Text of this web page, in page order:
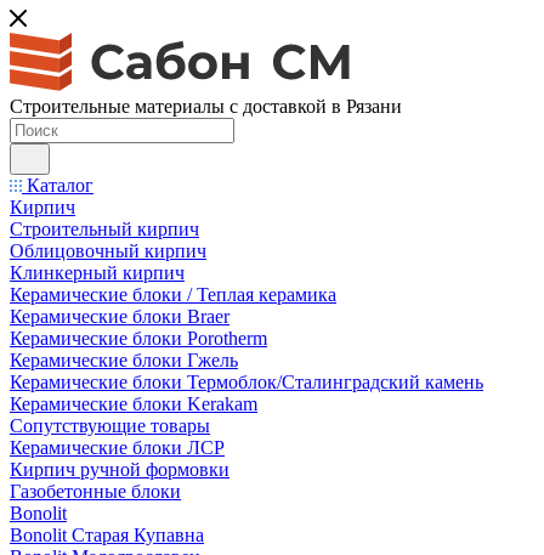
Строительные материалы с доставкой в Рязани
Каталог
Кирпич
Строительный кирпич
Облицовочный кирпич
Клинкерный кирпич
Керамические блоки / Теплая керамика
Керамические блоки Braer
Керамические блоки Porotherm
Керамические блоки Гжель
Керамические блоки Термоблок/Сталинградский камень
Керамические блоки Kerakam
Сопутствующие товары
Керамические блоки ЛСР
Кирпич ручной формовки
Газобетонные блоки
Bonolit
Bonolit Старая Купавна